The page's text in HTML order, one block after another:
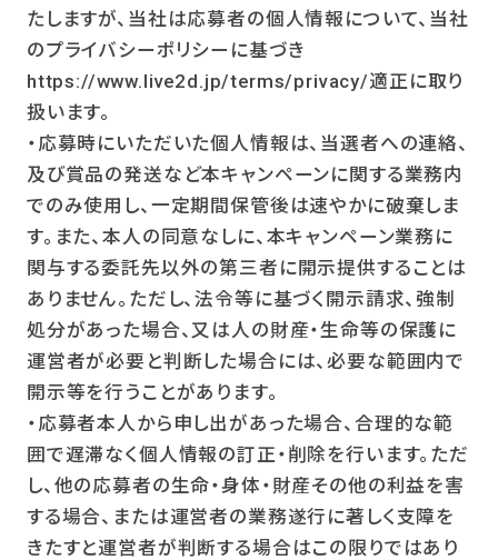
たしますが、当社は応募者の個人情報について、当社
のプライバシーポリシーに基づき
https://www.live2d.jp/terms/privacy/適正に取り
扱います。
・応募時にいただいた個人情報は、当選者への連絡、
及び賞品の発送など本キャンペーンに関する業務内
でのみ使用し、一定期間保管後は速やかに破棄しま
す。また、本人の同意なしに、本キャンペーン業務に
関与する委託先以外の第三者に開示提供することは
ありません。ただし、法令等に基づく開示請求、強制
処分があった場合、又は人の財産・生命等の保護に
運営者が必要と判断した場合には、必要な範囲内で
開示等を行うことがあります。
・応募者本人から申し出があった場合、合理的な範
囲で遅滞なく個人情報の訂正・削除を行います。ただ
し、他の応募者の生命・身体・財産その他の利益を害
する場合、または運営者の業務遂行に著しく支障を
きたすと運営者が判断する場合はこの限りではあり